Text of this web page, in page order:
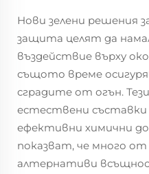
Нови зелени решения
защита целят да
въздействие върху
същото време
сградите от огън.
естествени съставки
ефективни химични
показват, че много
алтернативи